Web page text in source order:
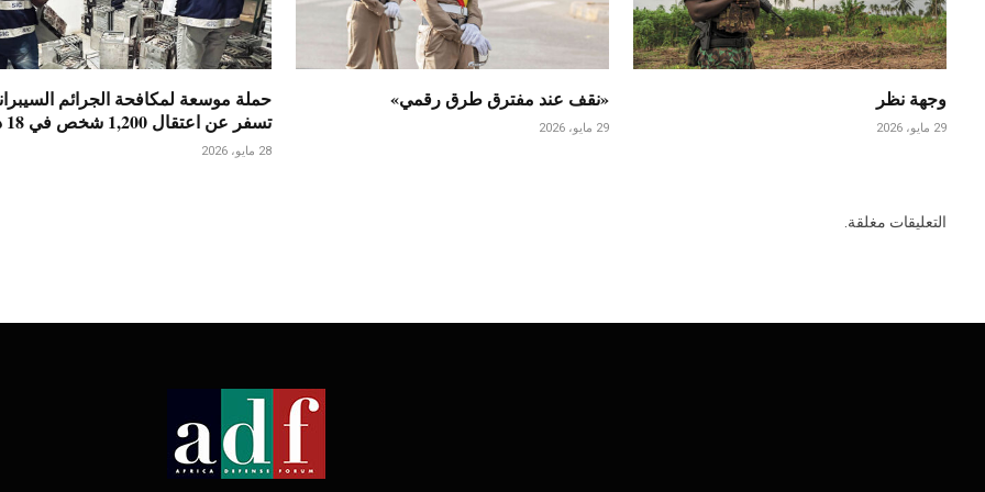
وجهة نظر
29 مايو، 2026
«نقف عند مفترق طرق رقمي»
29 مايو، 2026
حملة موسعة لمكافحة الجرائم
تسفر عن اعتقال 1,200 شخص في 18 دولة
28 مايو، 2026
التعليقات مغلقة.